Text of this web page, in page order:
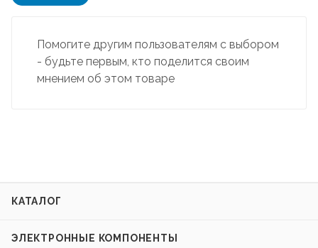
Помогите другим пользователям с выбором
- будьте первым, кто поделится своим
мнением об этом товаре
КАТАЛОГ
ЭЛЕКТРОННЫЕ КОМПОНЕНТЫ